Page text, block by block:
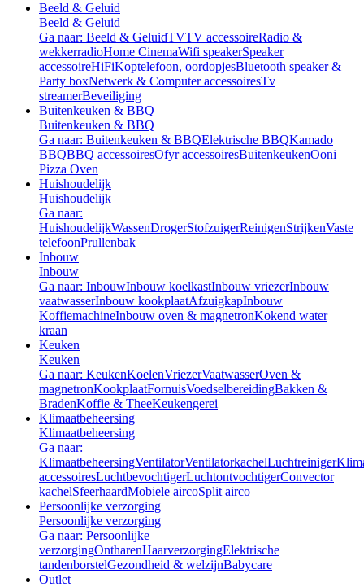
Beeld & Geluid
Beeld & Geluid
Ga naar: Beeld & GeluidTVTV accessoireRadio &
wekkerradioHome CinemaWifi speakerSpeaker
accessoireHiFiKoptelefoon, oordopjesBluetooth speaker &
Party boxNetwerk & Computer accessoiresTv
streamerBeveiliging
Buitenkeuken & BBQ
Buitenkeuken & BBQ
Ga naar: Buitenkeuken & BBQElektrische BBQKamado
BBQBBQ accessoiresOfyr accessoiresBuitenkeukenOoni
Pizza Oven
Huishoudelijk
Huishoudelijk
Ga naar:
HuishoudelijkWassenDrogerStofzuigerReinigenStrijkenVaste
telefoonPrullenbak
Inbouw
Inbouw
Ga naar: InbouwInbouw koelkastInbouw vriezerInbouw
vaatwasserInbouw kookplaatAfzuigkapInbouw
KoffiemachineInbouw oven & magnetronKokend water
kraan
Keuken
Keuken
Ga naar: KeukenKoelenVriezerVaatwasserOven &
magnetronKookplaatFornuisVoedselbereidingBakken &
BradenKoffie & TheeKeukengerei
Klimaatbeheersing
Klimaatbeheersing
Ga naar:
KlimaatbeheersingVentilatorVentilatorkachelLuchtreiniger
accessoiresLuchtbevochtigerLuchtontvochtigerConvector
kachelSfeerhaardMobiele aircoSplit airco
Persoonlijke verzorging
Persoonlijke verzorging
Ga naar: Persoonlijke
verzorgingOntharenHaarverzorgingElektrische
tandenborstelGezondheid & welzijnBabycare
Outlet